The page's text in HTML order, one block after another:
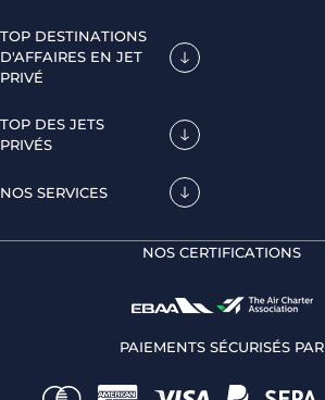
TOP DESTINATIONS
D'AFFAIRES EN JET
PRIVÉ
TOP DES JETS
PRIVÉS
NOS SERVICES
NOS CERTIFICATIONS
PAIEMENTS SÉCURISÉS PAR